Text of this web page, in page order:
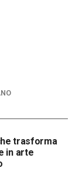
trasforma
in arte